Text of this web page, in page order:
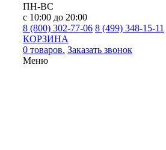
ПН-ВС
с 10:00 до 20:00
8 (800) 302-77-06 8 (499) 348-15-11
КОРЗИНА
0 товаров. Заказать звонок
Меню